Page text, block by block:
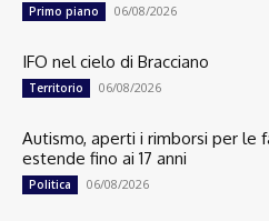
Primo piano 06/08/2026
IFO nel cielo di Bracciano
Territorio 06/08/2026
Autismo, aperti i rimborsi per le
estende fino ai 17 anni
Politica 06/08/2026